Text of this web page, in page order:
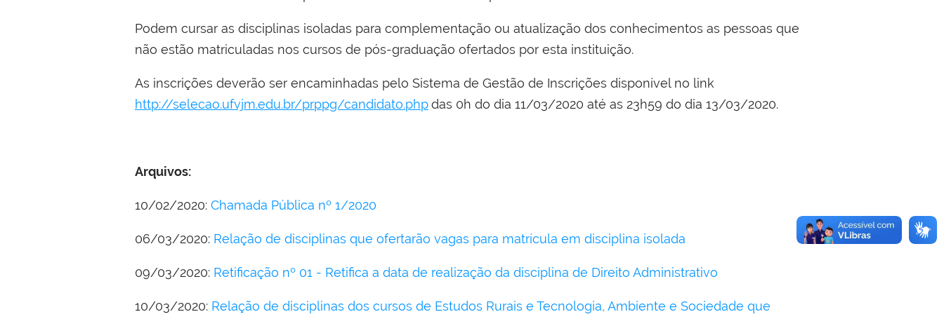
Podem cursar as disciplinas isoladas para complementação ou atualização dos conhecimentos as pessoas que
não estão matriculadas nos cursos de pós-graduação ofertados por esta instituição.
As inscrições deverão ser encaminhadas pelo Sistema de Gestão de Inscrições disponível no link
http://selecao.ufvjm.edu.br/prppg/candidato.phpdas 0h do dia 11/03/2020 até as 23h59 do dia 13/03/2020.
Arquivos:
10/02/2020: Chamada Pública nº 1/2020
06/03/2020: Relação de disciplinas que ofertarão vagas para matrícula em disciplina isolada
09/03/2020: Retificação nº 01 - Retifica a data de realização da disciplina de Direito Administrativo
10/03/2020: Relação de disciplinas dos cursos de Estudos Rurais e Tecnologia, Ambiente e Sociedade que